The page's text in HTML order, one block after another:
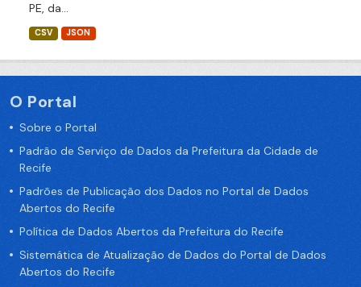
PE, da...
CSV JSON
O Portal
Sobre o Portal
Padrão de Serviço de Dados da Prefeitura da Cidade de
Recife
Padrões de Publicação dos Dados no Portal de Dados
Abertos do Recife
Política de Dados Abertos da Prefeitura do Recife
Sistemática de Atualização de Dados do Portal de Dados
Abertos do Recife